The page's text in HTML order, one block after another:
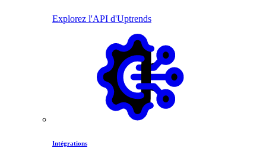
Explorez l'API d'Uptrends
Intégrations